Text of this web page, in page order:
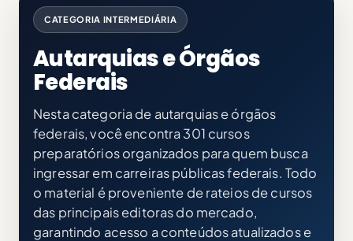
CATEGORIA INTERMEDIÁRIA
Autarquias e Órgãos
Federais
Nesta categoria de autarquias e órgãos
federais, você encontra 301 cursos
preparatórios organizados para quem busca
ingressar em carreiras públicas federais. Todo
o material é proveniente de rateios de cursos
das principais editoras do mercado,
garantindo acesso a conteúdos atualizados e